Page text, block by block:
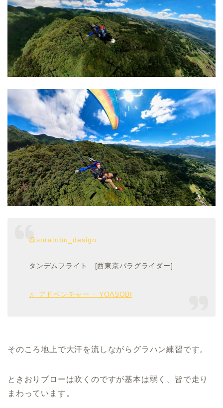
@soratobu_design
タンデムフライト [西東京パラグライダー]
♬ アドベンチャー – YOASOBI
そのころ地上で大汗を流しながらグラハン練習です。
ときおりブローは吹くのですが基本は弱く、皆で走り
まわっています。